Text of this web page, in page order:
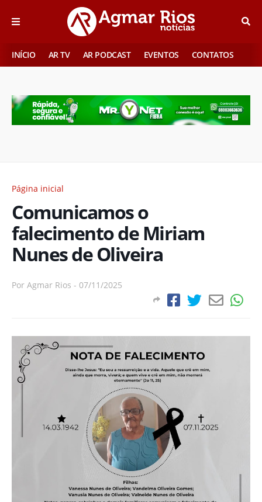
INÍCIO AR TV AR PODCAST EVENTOS CONTATOS
Página inicial
Comunicamos o
falecimento de Miriam
Nunes de Oliveira
Por Agmar Rios - 07/11/2025